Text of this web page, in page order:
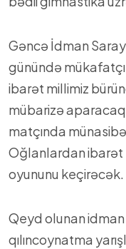
Gəncə İdman
günündə
ibarət millimiz
mübarizə
matçında
Oğlanlardan ibarət
oyununu keçirəcək.
Qeyd olunan
qılıncoynatma